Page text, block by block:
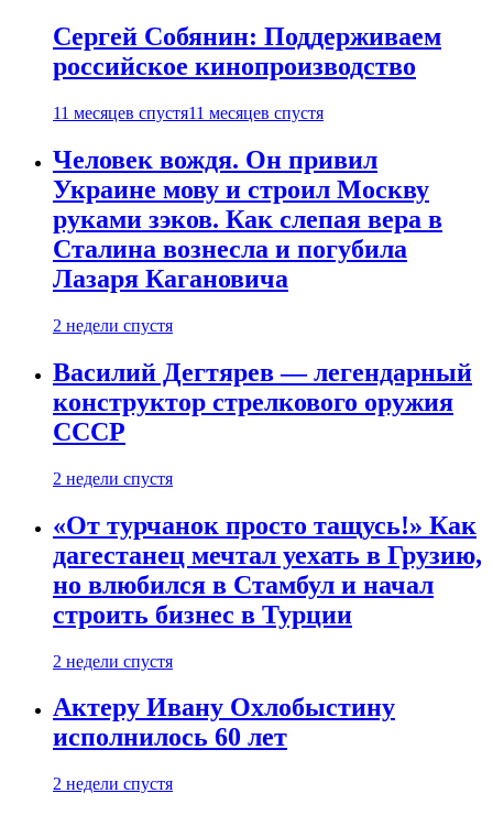
Сергей Собянин: Поддерживаем
российское кинопроизводство
11 месяцев спустя11 месяцев спустя
Человек вождя. Он привил
Украине мову и строил Москву
руками зэков. Как слепая вера в
Сталина вознесла и погубила
Лазаря Кагановича
2 недели спустя
Василий Дегтярев — легендарный
конструктор стрелкового оружия
СССР
2 недели спустя
«От турчанок просто тащусь!» Как
дагестанец мечтал уехать в Грузию,
но влюбился в Стамбул и начал
строить бизнес в Турции
2 недели спустя
Актеру Ивану Охлобыстину
исполнилось 60 лет
2 недели спустя